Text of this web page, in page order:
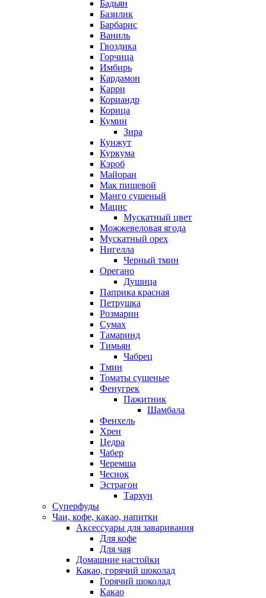
Бадьян
Базилик
Барбарис
Ваниль
Гвоздика
Горчица
Имбирь
Кардамон
Карри
Кориандр
Корица
Кумин
Зира
Кунжут
Куркума
Кэроб
Майоран
Мак пищевой
Манго сушеный
Мацис
Мускатный цвет
Можжевеловая ягода
Мускатный орех
Нигелла
Черный тмин
Орегано
Душица
Паприка красная
Петрушка
Розмарин
Сумах
Тамаринд
Тимьян
Чабрец
Тмин
Томаты сушеные
Фенугрек
Пажитник
Шамбала
Фенхель
Хрен
Цедра
Чабер
Черемша
Чеснок
Эстрагон
Тархун
Суперфуды
Чаи, кофе, какао, напитки
Аксессуары для заваривания
Для кофе
Для чая
Домашние настойки
Какао, горячий шоколад
Горячий шоколад
Какао